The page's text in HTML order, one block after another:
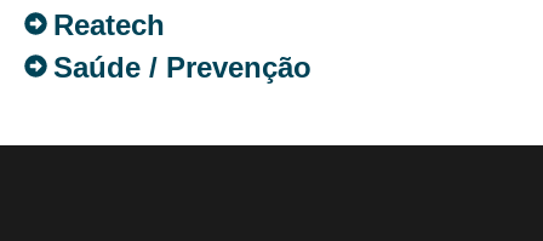
Reatech
Saúde / Prevenção